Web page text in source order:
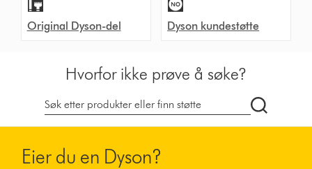
Original Dyson-del Dyson kundestøtte
Hvorfor ikke prøve å søke?
Søk
på
Eier du en Dyson?